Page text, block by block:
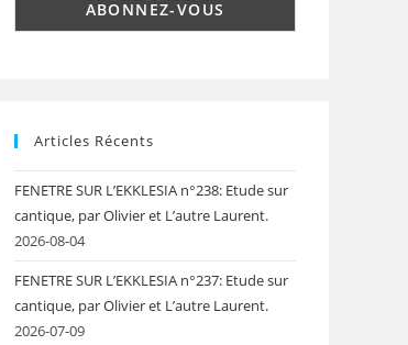
Articles Récents
FENETRE SUR L’EKKLESIA n°238: Etude sur
cantique, par Olivier et L’autre Laurent.
2026-08-04
FENETRE SUR L’EKKLESIA n°237: Etude sur
cantique, par Olivier et L’autre Laurent.
2026-07-09